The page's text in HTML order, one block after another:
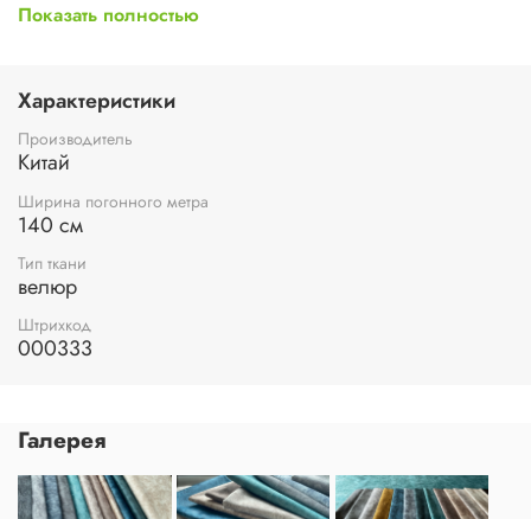
Показать полностью
Характеристики
Производитель
Китай
Ширина погонного метра
140 см
Тип ткани
велюр
Штрихкод
000333
Галерея